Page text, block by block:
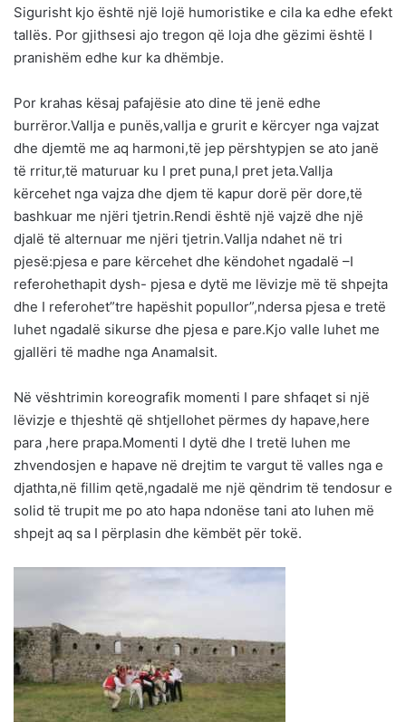
Sigurisht kjo është një lojë humoristike e cila ka edhe efekt
tallës. Por gjithsesi ajo tregon që loja dhe gëzimi është I
pranishëm edhe kur ka dhëmbje.
Por krahas kësaj pafajësie ato dine të jenë edhe
burrëror.Vallja e punës,vallja e grurit e kërcyer nga vajzat
dhe djemtë me aq harmoni,të jep përshtypjen se ato janë
të rritur,të maturuar ku I pret puna,I pret jeta.Vallja
kërcehet nga vajza dhe djem të kapur dorë për dore,të
bashkuar me njëri tjetrin.Rendi është një vajzë dhe një
djalë të alternuar me njëri tjetrin.Vallja ndahet në tri
pjesë:pjesa e pare kërcehet dhe këndohet ngadalë –I
referohethapit dysh- pjesa e dytë me lëvizje më të shpejta
dhe I referohet”tre hapëshit popullor”,ndersa pjesa e tretë
luhet ngadalë sikurse dhe pjesa e pare.Kjo valle luhet me
gjallëri të madhe nga Anamalsit.
Në vështrimin koreografik momenti I pare shfaqet si një
lëvizje e thjeshtë që shtjellohet përmes dy hapave,here
para ,here prapa.Momenti I dytë dhe I tretë luhen me
zhvendosjen e hapave në drejtim te vargut të valles nga e
djathta,në fillim qetë,ngadalë me një qëndrim të tendosur e
solid të trupit me po ato hapa ndonëse tani ato luhen më
shpejt aq sa I përplasin dhe këmbët për tokë.